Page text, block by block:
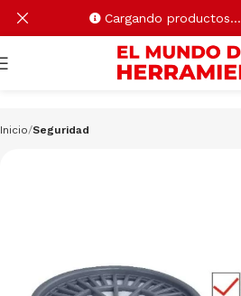
Inicio Seguridad
Cargando productos…